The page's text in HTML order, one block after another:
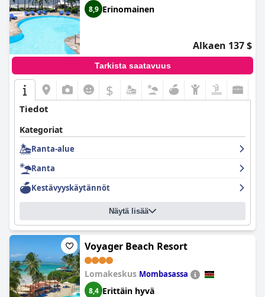
8,9 Erinomainen
Alkaen 137 $
Tarkista saatavuus
$
Tiedot
Kategoriat
Ranta-alue
Ranta
Kestävyyskäytännöt
Näytä lisää
Voyager Beach Resort
Lomakeskus Mombasassa
8,4 Erittäin hyvä